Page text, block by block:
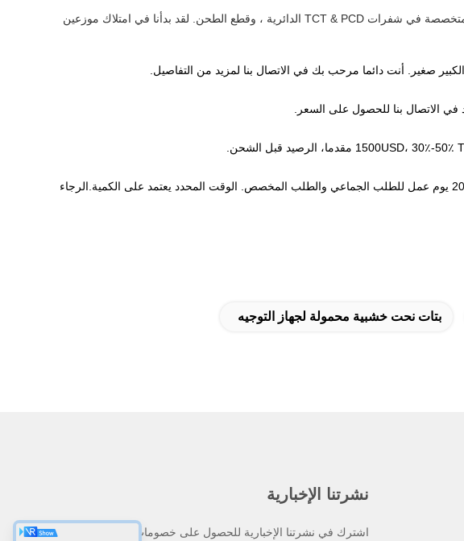
ج: شركة فوشان يونغتاي للشارع هي مصنع ذو خبرة ، تأسست في عام 1994 ، متخصصة في شفرات TCT & PCD الدائرية ، وقطع الطحن. لقد بدأنا في امتلاك موزعين
صغير. أنت دائما مرحب بك في الاتصال بنا لمزيد من التفاصيل.
الاتصال بنا للحصول على السعر.
ج: عادة ما يستغرق الأمر من 8 إلى 10 أيام عمل للطلب التجريبي ، من 15 إلى 20 يوم عمل للطلب الجماعي والطلب المخصص. الوقت المحدد يعتمد على الكمية.الرجاء
بتات نحت خشبية محمولة لجهاز التوجيه
نشرتنا الإخبارية
اشترك في نشرتنا الإخبارية للحصول على خصومات وأكثر.